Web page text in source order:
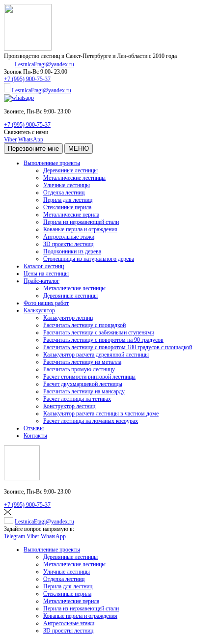
Производство лестниц в Санкт-Петербурге и Лен-области с 2010 года
LestnicaEtagi@yandex.ru
Звонок Пн-Вс 9:00- 23:00
+7 (995) 900-75-37
LestnicaEtagi@yandex.ru
Звоните, Пн-Вс 9:00- 23:00
+7 (995) 900-75-37
Свяжитесь с нами
Viber WhatsApp
Перезвоните мне МЕНЮ
Выполненные проекты
Деревянные лестницы
Металлические лестницы
Уличные лестницы
Отделка лестниц
Перила для лестниц
Стеклянные перила
Металлические перила
Перила из нержавеющей стали
Кованые перила и ограждения
Антресольные этажи
3D проекты лестниц
Подоконники из дерева
Столешницы из натурального дерева
Каталог лестниц
Цены на лестницы
Прайс-каталог
Металлические лестницы
Деревянные лестницы
Фото наших работ
Калькулятор
Калькулятор лесниц
Рассчитать лестницу с площадкой
Рассчитать лестницу с забежными ступенями
Рассчитать лестницу с поворотом на 90 градусов
Рассчитать лестницу с поворотом 180 градусов с площадкой
Калькулятор расчета деревянной лестницы
Рассчитать лестницу из металла
Рассчитать прямую лестницу
Расчет стоимости винтовой лестницы
Расчет двухмаршевой лестницы
Рассчитать лестницу на мансарду
Расчет лестницы на тетивах
Конструктор лестниц
Калькулятор расчета лестницы в частном доме
Расчет лестницы на ломаных косоурах
Отзывы
Контакты
Звоните, Пн-Вс 9:00- 23:00
+7 (995) 900-75-37
LestnicaEtagi@yandex.ru
Задайте вопрос напрямую в:
Telegram Viber WhatsApp
Выполненные проекты
Деревянные лестницы
Металлические лестницы
Уличные лестницы
Отделка лестниц
Перила для лестниц
Стеклянные перила
Металлические перила
Перила из нержавеющей стали
Кованые перила и ограждения
Антресольные этажи
3D проекты лестниц